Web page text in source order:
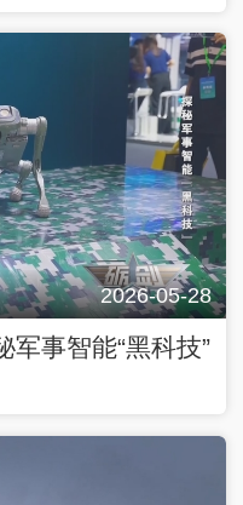
2026-05-28
军事智能“黑科技”